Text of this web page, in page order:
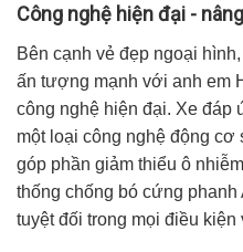
Công nghệ hiện đại -
Bên cạnh vẻ đẹp ngoại hình,
ấn tượng mạnh với anh em
công nghệ hiện đại. Xe đáp
một loại công nghệ động
góp phần giảm thiểu ô
thống chống bó cứng
tuyệt đối trong mọi điều kiện